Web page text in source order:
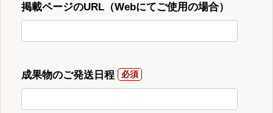
掲載ページのURL（Webにてご使用の場合）
成果物のご発送日程